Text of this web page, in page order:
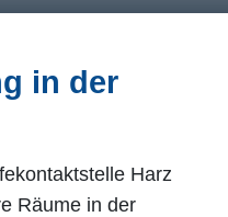
in der
Harz
Räume in der